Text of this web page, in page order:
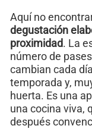
Aquí no
degustación
proximidad. La
número de
cambian cada
temporada y,
huerta. Es una
una cocina viva,
después